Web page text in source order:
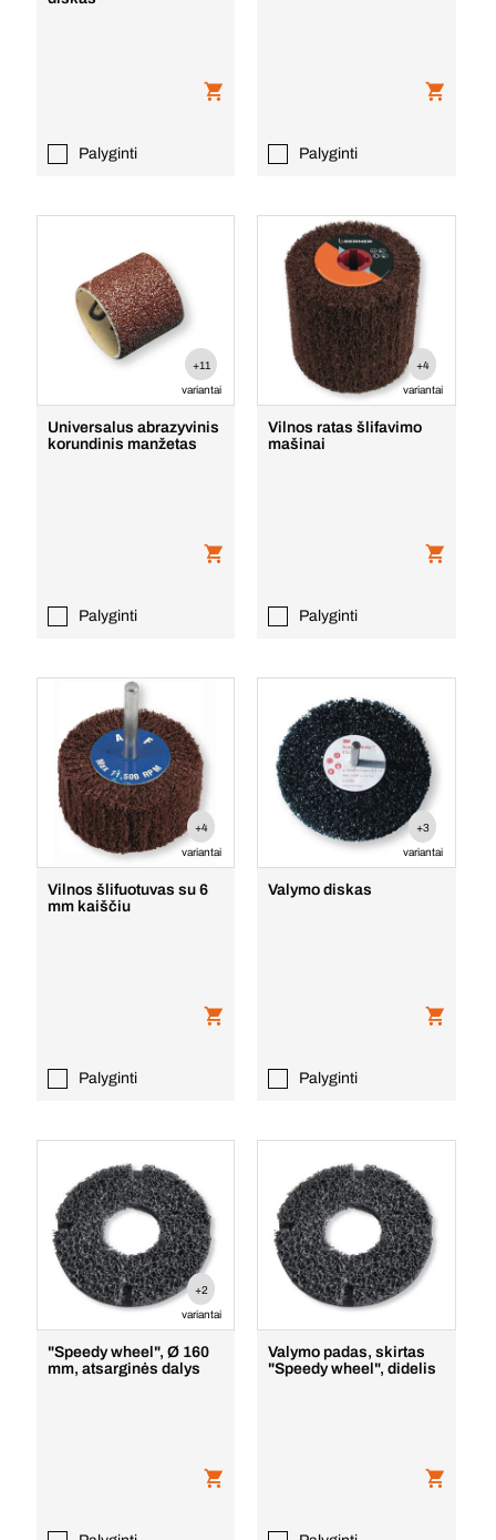
Palyginti Palyginti
+11
variantai
Universalus abrazyvinis
korundinis manžetas
Palyginti
+4
variantai
Vilnos ratas šlifavimo
mašinai
Palyginti
+4
variantai
Vilnos šlifuotuvas su 6
mm kaiščiu
Palyginti
+3
variantai
Valymo diskas
Palyginti
+2
variantai
"Speedy wheel", Ø 160
mm, atsarginės dalys
Valymo padas, skirtas
"Speedy wheel", didelis